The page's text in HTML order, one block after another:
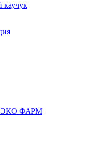
каучук
ЭКО ФАРМ